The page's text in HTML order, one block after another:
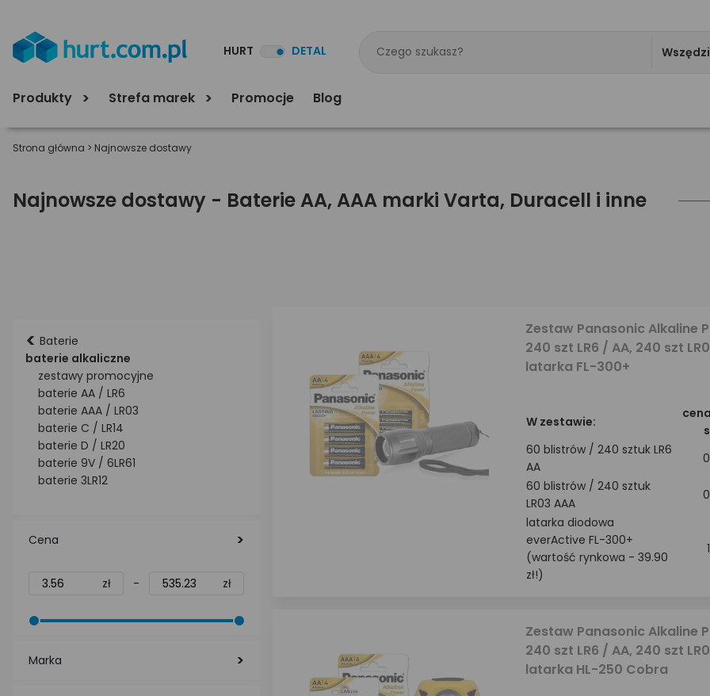
HURT DETAL
Produkty Strefa marek Promocje Blog
Strona główna > Najnowsze dostawy
Najnowsze dostawy - Baterie AA, AAA marki Varta, Duracell i inne
< Baterie
baterie alkaliczne
zestawy promocyjne
baterie AA / LR6
baterie AAA / LR03
baterie C / LR14
baterie D / LR20
baterie 9V / 6LR61
baterie 3LR12
Cena
zł - zł
Marka
Zestaw Panasonic Alkaline
240 szt LR6 / AA, 240 szt
latarka FL-300+
W zestawie:
60 blistrów / 240 sztuk LR6
AA
60 blistrów / 240 sztuk
LR03 AAA
latarka diodowa
everActive FL-300+
(wartość rynkowa - 39.90
zł!)
Zestaw Panasonic Alkaline
240 szt LR6 / AA, 240 szt
latarka HL-250 Cobra